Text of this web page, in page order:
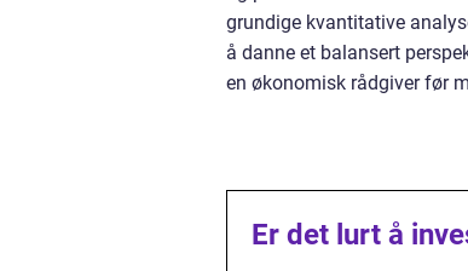
grundige kvantitative
å danne et balansert
en økonomisk rådgiver før
Er det lurt å